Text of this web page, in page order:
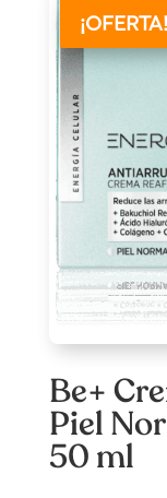
¡OFERTA!
Be+
Piel
50 ml